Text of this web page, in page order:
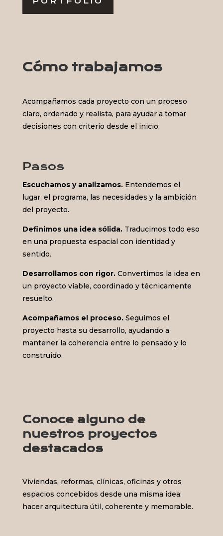
Cómo trabajamos
Acompañamos cada proyecto con un proceso
claro, ordenado y realista, para ayudar a tomar
decisiones con criterio desde el inicio.
Pasos
Escuchamos y analizamos. Entendemos el
lugar, el programa, las necesidades y la ambición
del proyecto.
Definimos una idea sólida. Traducimos todo eso
en una propuesta espacial con identidad y
sentido.
Desarrollamos con rigor. Convertimos la idea en
un proyecto viable, coordinado y técnicamente
resuelto.
Acompañamos el proceso. Seguimos el
proyecto hasta su desarrollo, ayudando a
mantener la coherencia entre lo pensado y lo
construido.
Conoce alguno de
nuestros proyectos
destacados
Viviendas, reformas, clínicas, oficinas y otros
espacios concebidos desde una misma idea:
hacer arquitectura útil, coherente y memorable.